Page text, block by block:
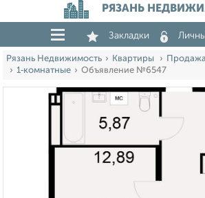
РЯЗАНЬ
Закладки
Рязань Недвижимость Квартиры
Продажа
1‑комнатные
Объявление №6547